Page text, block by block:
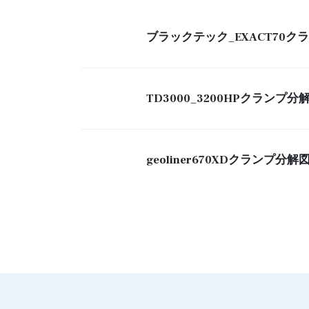
ブラックテック_EXACT70ク
TD3000_3200HPクランプ分
geoliner670XDクランプ分解図